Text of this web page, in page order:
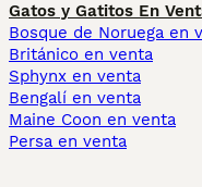
Gatos y Gatitos En
Bosque de Noruega en
Británico en venta
Sphynx en venta
Bengalí en venta
Maine Coon en venta
Persa en venta